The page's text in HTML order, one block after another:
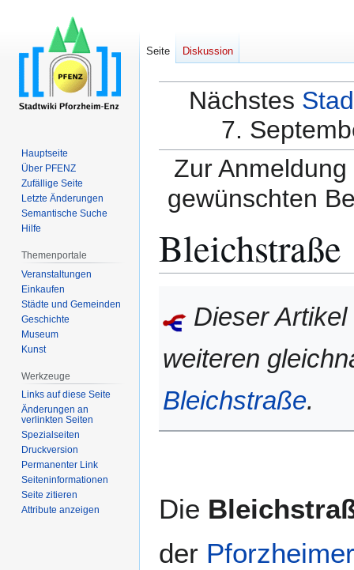
Nächstes
7.
Zur
gewünschten
Bleichstraße
Navigation
springen
Suche
springenDieser
weiteren
Bleichstraße.
Die
der Pforzheimer
Seite Diskussion
Hauptseite
Über PFENZ
Zufällige Seite
Letzte Änderungen
Semantische Suche
Hilfe
Themenportale
Veranstaltungen
Einkaufen
Städte und Gemeinden
Geschichte
Museum
Kunst
Werkzeuge
Links auf diese Seite
Änderungen an
verlinkten Seiten
Spezialseiten
Druckversion
Permanenter Link
Seiten­­informationen
Seite zitieren
Attribute anzeigen